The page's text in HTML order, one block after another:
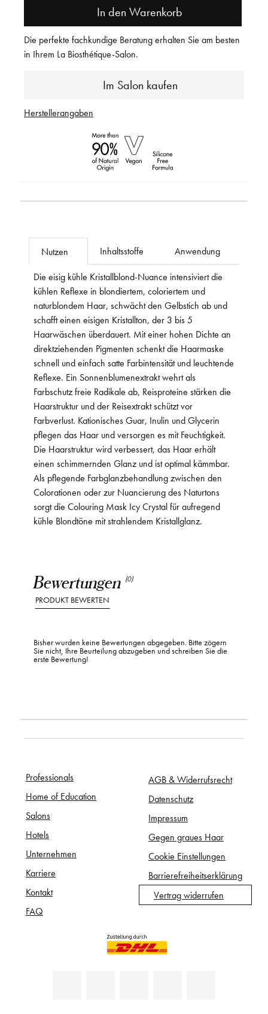
In den Warenkorb
Im Salon kaufen
Die perfekte fachkundige Beratung erhalten Sie am besten
in Ihrem La Biosthétique-Salon.
Herstellerangaben
Bewertungen (0)
PRODUKT BEWERTEN
Bisher wurden keine Bewertungen abgegeben. Bitte zögern
Sie nicht, Ihre Beurteilung abzugeben und schreiben Sie die
erste Bewertung!
Nutzen Inhaltsstoffe Anwendung
Die eisig kühle Kristallblond-Nuance intensiviert die
kühlen Reflexe in blondiertem, coloriertem und
naturblondem Haar, schwächt den Gelbstich ab und
schafft einen eisigen Kristallton, der 3 bis 5
Haarwäschen überdauert. Mit einer hohen Dichte an
direktziehenden Pigmenten schenkt die Haarmaske
schnell und einfach satte Farbintensität und leuchtende
Reflexe. Ein Sonnenblumenextrakt wehrt als
Farbschutz freie Radikale ab, Reisproteine stärken die
Haarstruktur und der Reisextrakt schützt vor
Farbverlust. Kationisches Guar, Inulin und Glycerin
pflegen das Haar und versorgen es mit Feuchtigkeit.
Die Haarstruktur wird verbessert, das Haar erhält
einen schimmernden Glanz und ist optimal kämmbar.
Als pflegende Farbglanzbehandlung zwischen den
Colorationen oder zur Nuancierung des Naturtons
sorgt die Colouring Mask Icy Crystal für aufregend
kühle Blondtöne mit strahlendem Kristallglanz.
Professionals
Home of Education
Salons
Hotels
Unternehmen
Karriere
Kontakt
FAQ
AGB & Widerrufsrecht
Datenschutz
Impressum
Gegen graues Haar
Cookie Einstellungen
Barrierefreiheitserklärung
Vertrag widerrufen